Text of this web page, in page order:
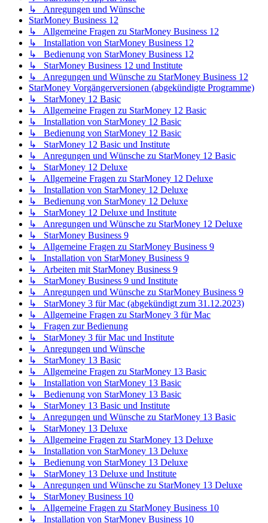
↳ Anregungen und Wünsche
StarMoney Business 12
↳ Allgemeine Fragen zu StarMoney Business 12
↳ Installation von StarMoney Business 12
↳ Bedienung von StarMoney Business 12
↳ StarMoney Business 12 und Institute
↳ Anregungen und Wünsche zu StarMoney Business 12
StarMoney Vorgängerversionen (abgekündigte Programme)
↳ StarMoney 12 Basic
↳ Allgemeine Fragen zu StarMoney 12 Basic
↳ Installation von StarMoney 12 Basic
↳ Bedienung von StarMoney 12 Basic
↳ StarMoney 12 Basic und Institute
↳ Anregungen und Wünsche zu StarMoney 12 Basic
↳ StarMoney 12 Deluxe
↳ Allgemeine Fragen zu StarMoney 12 Deluxe
↳ Installation von StarMoney 12 Deluxe
↳ Bedienung von StarMoney 12 Deluxe
↳ StarMoney 12 Deluxe und Institute
↳ Anregungen und Wünsche zu StarMoney 12 Deluxe
↳ StarMoney Business 9
↳ Allgemeine Fragen zu StarMoney Business 9
↳ Installation von StarMoney Business 9
↳ Arbeiten mit StarMoney Business 9
↳ StarMoney Business 9 und Institute
↳ Anregungen und Wünsche zu StarMoney Business 9
↳ StarMoney 3 für Mac (abgekündigt zum 31.12.2023)
↳ Allgemeine Fragen zu StarMoney 3 für Mac
↳ Fragen zur Bedienung
↳ StarMoney 3 für Mac und Institute
↳ Anregungen und Wünsche
↳ StarMoney 13 Basic
↳ Allgemeine Fragen zu StarMoney 13 Basic
↳ Installation von StarMoney 13 Basic
↳ Bedienung von StarMoney 13 Basic
↳ StarMoney 13 Basic und Institute
↳ Anregungen und Wünsche zu StarMoney 13 Basic
↳ StarMoney 13 Deluxe
↳ Allgemeine Fragen zu StarMoney 13 Deluxe
↳ Installation von StarMoney 13 Deluxe
↳ Bedienung von StarMoney 13 Deluxe
↳ StarMoney 13 Deluxe und Institute
↳ Anregungen und Wünsche zu StarMoney 13 Deluxe
↳ StarMoney Business 10
↳ Allgemeine Fragen zu StarMoney Business 10
↳ Installation von StarMoney Business 10